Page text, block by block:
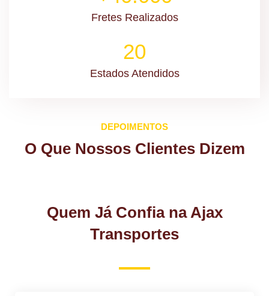
Fretes Realizados
20
Estados Atendidos
DEPOIMENTOS
O Que Nossos Clientes Dizem
Quem Já Confia na Ajax
Transportes